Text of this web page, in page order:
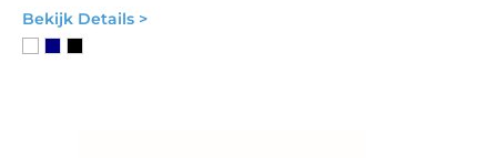
Bekijk Details >